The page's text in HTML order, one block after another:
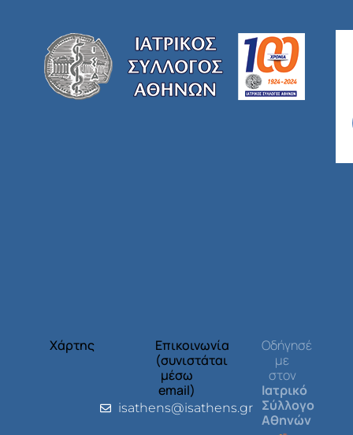
Χάρτης
Επικοινωνία
(συνιστάται
μέσω
email)
isathens@isathens.gr
Οδήγησέ
με
στον
Ιατρικό
Σύλλογο
Αθηνών